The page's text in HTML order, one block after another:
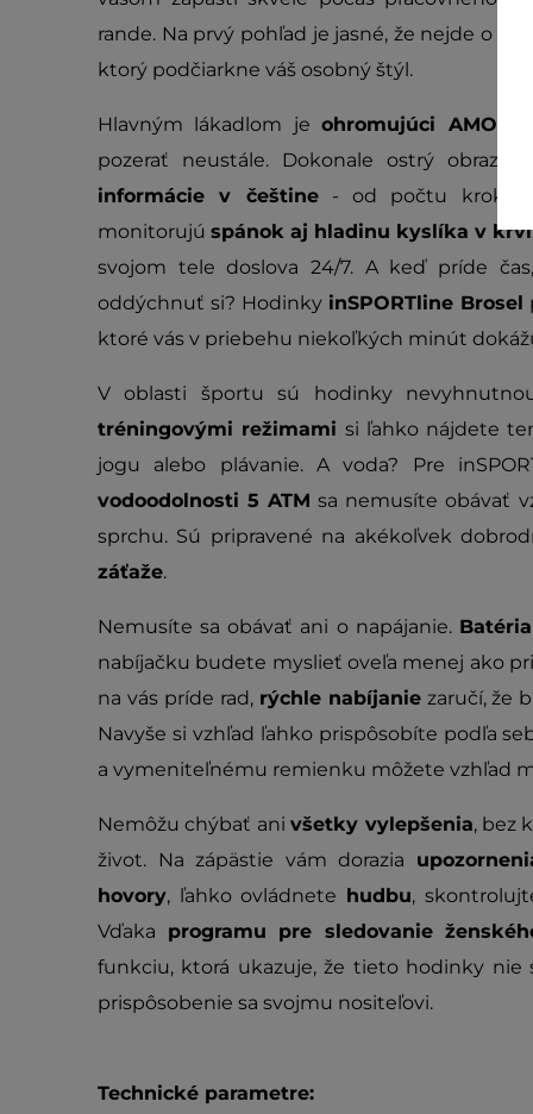
rande. Na prvý pohľad je jasné, že nejde o
ktorý podčiarkne váš osobný štýl.
Hlavným lákadlom jeohromujúci
pozerať neustále. Dokonale ostrý obraz
informácie v češtine- od počtu krokov
monitorujú spánok aj hladinu kyslíka v krvi
svojom tele doslova 24/7. A keď príde
oddýchnuť si? Hodinky inSPORTline Brosel
ktoré vás v priebehu niekoľkých minút
V oblasti športu sú hodinky
tréningovými režimami si ľahko nájdete
jogu alebo plávanie. A voda? Pre
vodoodolnosti 5 ATM sa nemusíte obávať
sprchu. Sú pripravené na akékoľvek
záťaže.
Nemusíte sa obávať ani o napájanie.
nabíjačku budete myslieť oveľa menej ako
na vás príde rad, rýchle nabíjaniezaručí, že
Navyše si vzhľad ľahko prispôsobíte podľa
a vymeniteľnému remienku môžete vzhľad
Nemôžu chýbať anivšetky vylepšenia, bez
život. Na zápästie vám dorazia
hovory, ľahko ovládnete hudbu,
Vďaka programu pre sledovanie
funkciu, ktorá ukazuje, že tieto hodinky nie
prispôsobenie sa svojmu nositeľovi.
Technické parametre: